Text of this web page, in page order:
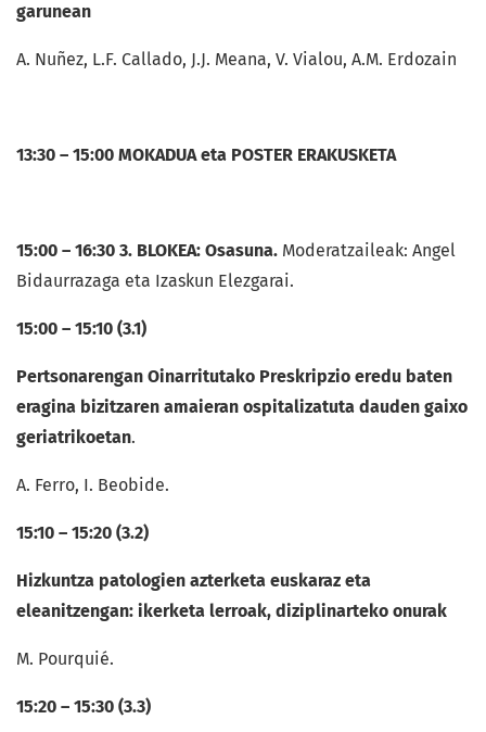
garunean
A. Nuñez, L.F. Callado, J.J. Meana, V. Vialou, A.M. Erdozain
13:30 – 15:00 MOKADUA eta POSTER ERAKUSKETA
15:00 – 16:30 3. BLOKEA: Osasuna. Moderatzaileak: Angel
Bidaurrazaga eta Izaskun Elezgarai.
15:00 – 15:10 (3.1)
Pertsonarengan Oinarritutako Preskripzio eredu baten
eragina bizitzaren amaieran ospitalizatuta dauden gaixo
geriatrikoetan.
A. Ferro, I. Beobide.
15:10 – 15:20 (3.2)
Hizkuntza patologien azterketa euskaraz eta
eleanitzengan: ikerketa lerroak, diziplinarteko onurak
M. Pourquié.
15:20 – 15:30 (3.3)